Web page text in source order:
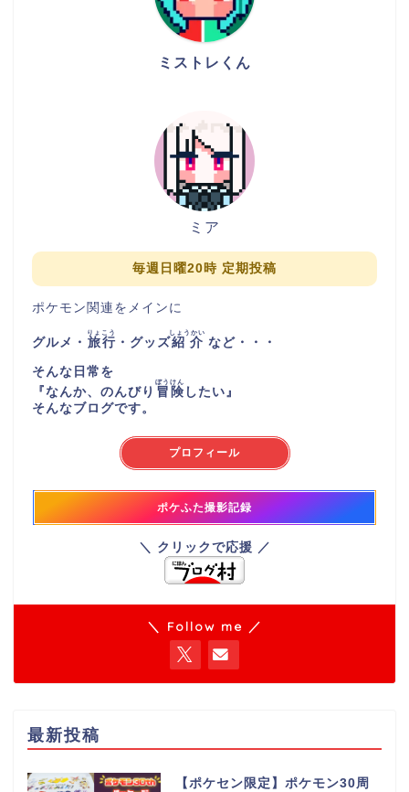
ミストレくん
ミア
毎週日曜20時 定期投稿
ポケモン関連をメインに
グルメ・ 旅行
りょこう
・グッズ紹介
しょうかい
など・・・
そんな日常を
『なんか、のんびり 冒険
ぼうけん
したい 』
そんなブログです。
プロフィール
ポケふた撮影記録
＼ クリックで応援 ／
＼ Follow me ／
最新投稿
【ポケセン限定】ポケモン30周